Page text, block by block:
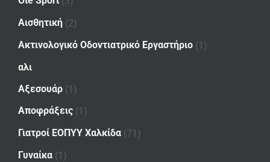
Αισθητική (2)
Ακτινολογικό Οδοντιατρικό Εργαστήριο (1)
αλι
Αξεσουάρ (1)
Αποφράξεις (1)
Γιατροί ΕΟΠΥΥ Χαλκίδα (71)
Γυναίκα (1)